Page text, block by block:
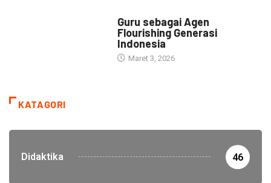
Guru sebagai Agen
Flourishing Generasi
Indonesia
Maret 3, 2026
KATAGORI
Didaktika 46